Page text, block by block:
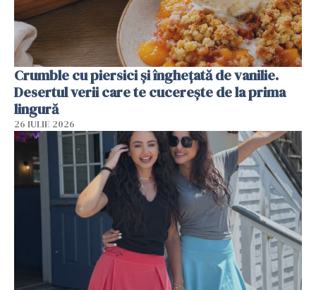
Crumble cu piersici și înghețată de vanilie.
Desertul verii care te cucerește de la prima
lingură
26 IULIE 2026